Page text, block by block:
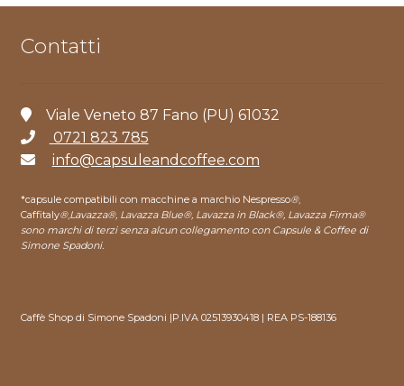
Contatti
Viale Veneto 87 Fano (PU) 61032
0721 823 785
info@capsuleandcoffee.com
*capsule compatibili con macchine a marchio Nespresso®,
Caffitaly®,Lavazza®, Lavazza Blue®, Lavazza in Black®, Lavazza Firma®
sono marchi di terzi senza alcun collegamento con Capsule & Coffee di
Simone Spadoni.
Caffè Shop di Simone Spadoni |P.IVA 02513930418 | REA PS-188136